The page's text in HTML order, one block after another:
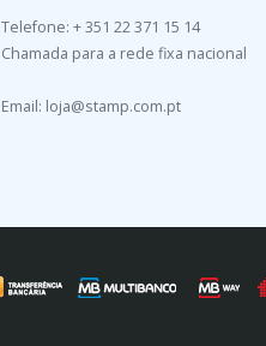
Telefone: + 351 22 371 15 14
Chamada para a rede fixa nacional
Email: loja@stamp.com.pt